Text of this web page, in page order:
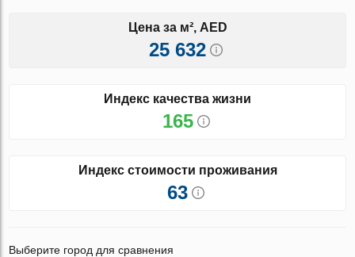
Цена за м², AED
25 632
Индекс качества жизни
165
Индекс стоимости проживания
63
Выберите город для сравнения